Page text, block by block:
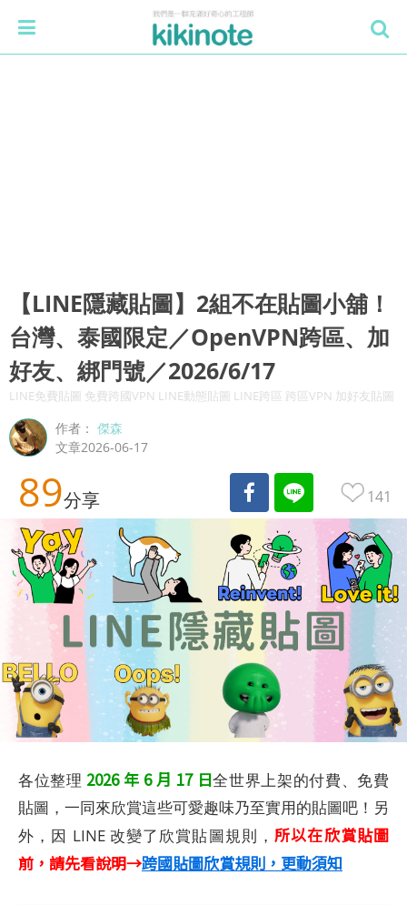
【LINE隱藏貼圖】2組不在貼圖小舖！
台灣、泰國限定／OpenVPN跨區、加
好友、綁門號／2026/6/17
LINE免費貼圖 免費跨國VPN LINE動態貼圖 LINE跨區 跨區VPN 加好友貼圖
作者：傑森
文章2026-06-17
89分享 141
各位整理 2026 年 6 月 17 日全世界上架的付費、免費
貼圖，一同來欣賞這些可愛趣味乃至實用的貼圖吧！另
外，因 LINE 改變了欣賞貼圖規則，所以在欣賞貼圖
前，請先看說明→跨國貼圖欣賞規則，更動須知